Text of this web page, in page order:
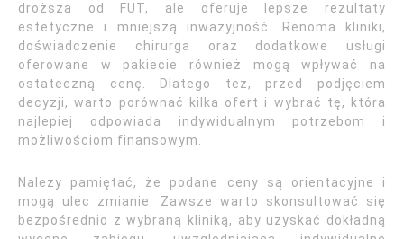
droższa od FUT, ale oferuje lepsze rezultaty
estetyczne i mniejszą inwazyjność. Renoma kliniki,
doświadczenie chirurga oraz dodatkowe usługi
oferowane w pakiecie również mogą wpływać na
ostateczną cenę. Dlatego też, przed podjęciem
decyzji, warto porównać kilka ofert i wybrać tę, która
najlepiej odpowiada indywidualnym potrzebom i
możliwościom finansowym.
Należy pamiętać, że podane ceny są orientacyjne i
mogą ulec zmianie. Zawsze warto skonsultować się
bezpośrednio z wybraną kliniką, aby uzyskać dokładną